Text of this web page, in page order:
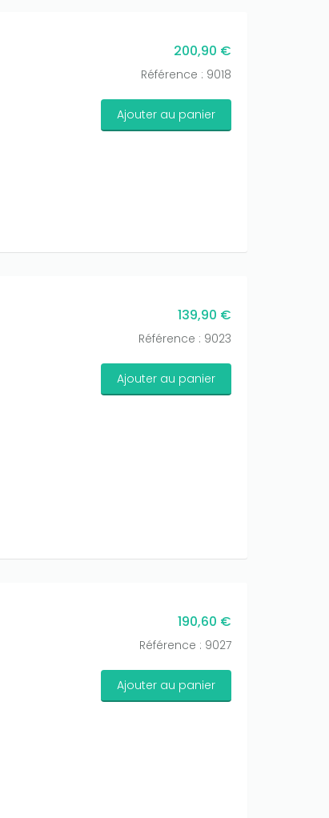
200,90 €
Référence : 9018
Ajouter au panier
139,90 €
Référence : 9023
Ajouter au panier
190,60 €
Référence : 9027
Ajouter au panier